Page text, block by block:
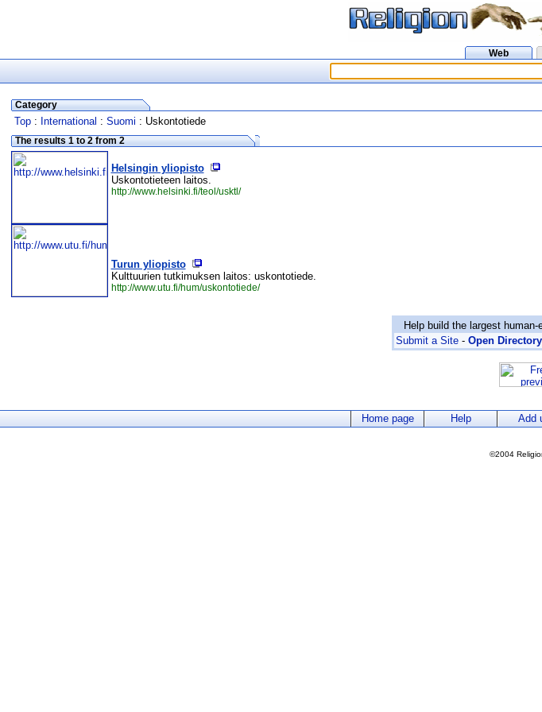
Web
Category
Top: International : Suomi : Uskontotiede
The results 1 to 2 from 2
Helsingin yliopisto
Uskontotieteen laitos.
http://www.helsinki.fi/teol/usktl/
Turun yliopisto
Kulttuurien tutkimuksen laitos: uskontotiede.
http://www.utu.fi/hum/uskontotiede/
Help build the largest
Submit a Site - Open
Home page Help Add
©2004